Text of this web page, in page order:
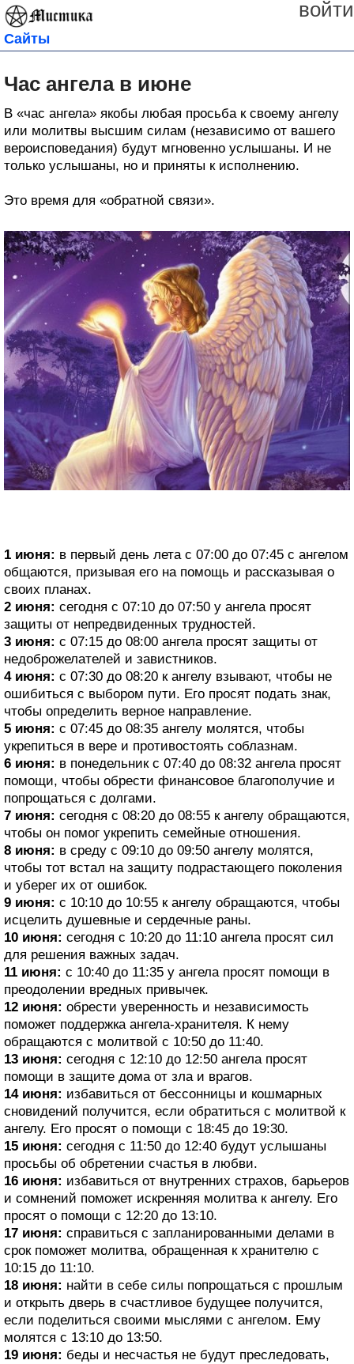
войти
Сайты
Час ангела в июне
В «час ангела» якобы любая просьба к своему ангелу
или молитвы высшим силам (независимо от вашего
вероисповедания) будут мгновенно услышаны. И не
только услышаны, но и приняты к исполнению.
Это время для «обратной связи».
1 июня: в первый день лета с 07:00 до 07:45 с ангелом
общаются, призывая его на помощь и рассказывая о
своих планах.
2 июня: сегодня с 07:10 до 07:50 у ангела просят
защиты от непредвиденных трудностей.
3 июня: с 07:15 до 08:00 ангела просят защиты от
недоброжелателей и завистников.
4 июня: с 07:30 до 08:20 к ангелу взывают, чтобы не
ошибиться с выбором пути. Его просят подать знак,
чтобы определить верное направление.
5 июня: с 07:45 до 08:35 ангелу молятся, чтобы
укрепиться в вере и противостоять соблазнам.
6 июня: в понедельник с 07:40 до 08:32 ангела просят
помощи, чтобы обрести финансовое благополучие и
попрощаться с долгами.
7 июня: сегодня с 08:20 до 08:55 к ангелу обращаются,
чтобы он помог укрепить семейные отношения.
8 июня: в среду с 09:10 до 09:50 ангелу молятся,
чтобы тот встал на защиту подрастающего поколения
и уберег их от ошибок.
9 июня: с 10:10 до 10:55 к ангелу обращаются, чтобы
исцелить душевные и сердечные раны.
10 июня: сегодня с 10:20 до 11:10 ангела просят сил
для решения важных задач.
11 июня: с 10:40 до 11:35 у ангела просят помощи в
преодолении вредных привычек.
12 июня: обрести уверенность и независимость
поможет поддержка ангела-хранителя. К нему
обращаются с молитвой с 10:50 до 11:40.
13 июня: сегодня с 12:10 до 12:50 ангела просят
помощи в защите дома от зла и врагов.
14 июня: избавиться от бессонницы и кошмарных
сновидений получится, если обратиться с молитвой к
ангелу. Его просят о помощи с 18:45 до 19:30.
15 июня: сегодня с 11:50 до 12:40 будут услышаны
просьбы об обретении счастья в любви.
16 июня: избавиться от внутренних страхов, барьеров
и сомнений поможет искренняя молитва к ангелу. Его
просят о помощи с 12:20 до 13:10.
17 июня: справиться с запланированными делами в
срок поможет молитва, обращенная к хранителю с
10:15 до 11:10.
18 июня: найти в себе силы попрощаться с прошлым
и открыть дверь в счастливое будущее получится,
если поделиться своими мыслями с ангелом. Ему
молятся с 13:10 до 13:50.
19 июня: беды и несчастья не будут преследовать,